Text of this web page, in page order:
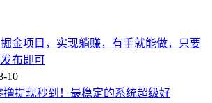
掘金项目，实现躺赚，有手就能做，只要
布即可
10
撸提现秒到！最稳定的系统超级好